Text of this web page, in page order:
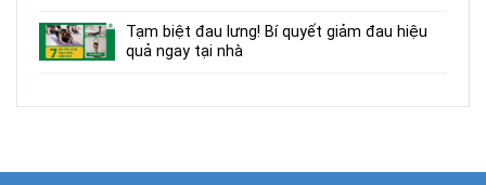
Tạm biệt đau lưng! Bí quyết giảm đau hiệu
quả ngay tại nhà